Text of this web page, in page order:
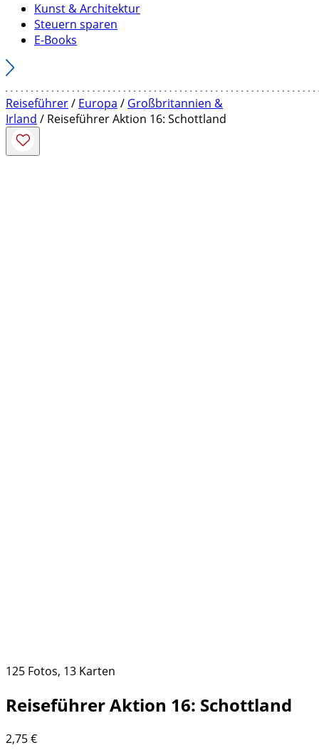
Kunst & Architektur
Steuern sparen
E-Books
Reiseführer/ Europa / Großbritannien &
Irland / Reiseführer Aktion 16: Schottland
125 Fotos, 13 Karten
Reiseführer Aktion 16: Schottland
2,75€